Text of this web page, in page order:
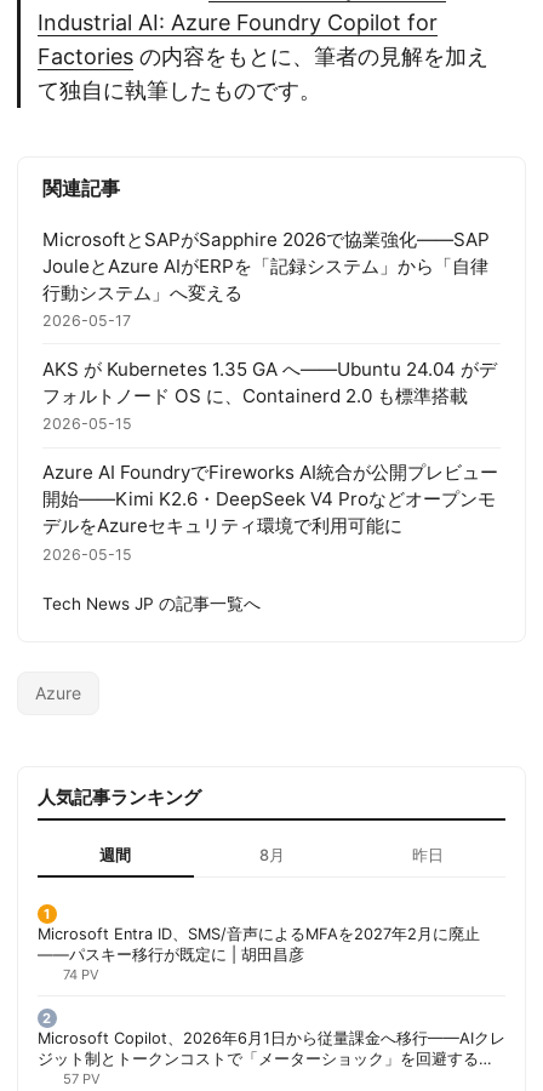
Industrial AI: Azure Foundry Copilot for
Factories の内容をもとに、筆者の見解を加え
て独自に執筆したものです。
関連記事
MicrosoftとSAPがSapphire 2026で協業強化——SAP
JouleとAzure AIがERPを「記録システム」から「自律
行動システム」へ変える
2026-05-17
AKS が Kubernetes 1.35 GA へ——Ubuntu 24.04 がデ
フォルトノード OS に、Containerd 2.0 も標準搭載
2026-05-15
Azure AI FoundryでFireworks AI統合が公開プレビュー
開始——Kimi K2.6・DeepSeek V4 Proなどオープンモ
デルをAzureセキュリティ環境で利用可能に
2026-05-15
Tech News JP の記事一覧へ
Azure
人気記事ランキング
週間 8月 昨日
Microsoft Entra ID、SMS/音声によるMFAを2027年2月に廃止
——パスキー移行が既定に | 胡田昌彦
74 PV
Microsoft Copilot、2026年6月1日から従量課金へ移行——AIクレ
ジット制とトークンコストで「メーターショック」を回避する方
法 | 胡田昌彦
57 PV